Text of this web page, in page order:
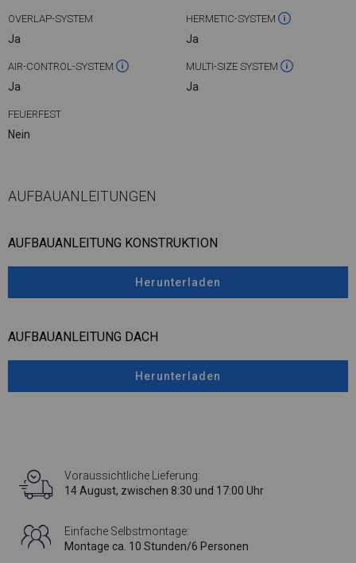
OVERLAP-SYSTEM
Ja
HERMETIC-SYSTEM
Ja
AIR-CONTROL-SYSTEM
Ja
MULTI-SIZE SYSTEM
Ja
FEUERFEST
Nein
AUFBAUANLEITUNGEN
AUFBAUANLEITUNG KONSTRUKTION
Herunterladen
AUFBAUANLEITUNG DACH
Herunterladen
Voraussichtliche Lieferung:
14 August, zwischen 8:30 und 17:00 Uhr
Einfache Selbstmontage:
Montage ca. 10 Stunden/6 Personen